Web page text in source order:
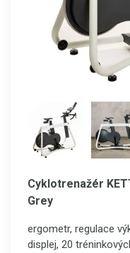
Cyklotrenažér
Grey
ergometr, regulace
displej, 20